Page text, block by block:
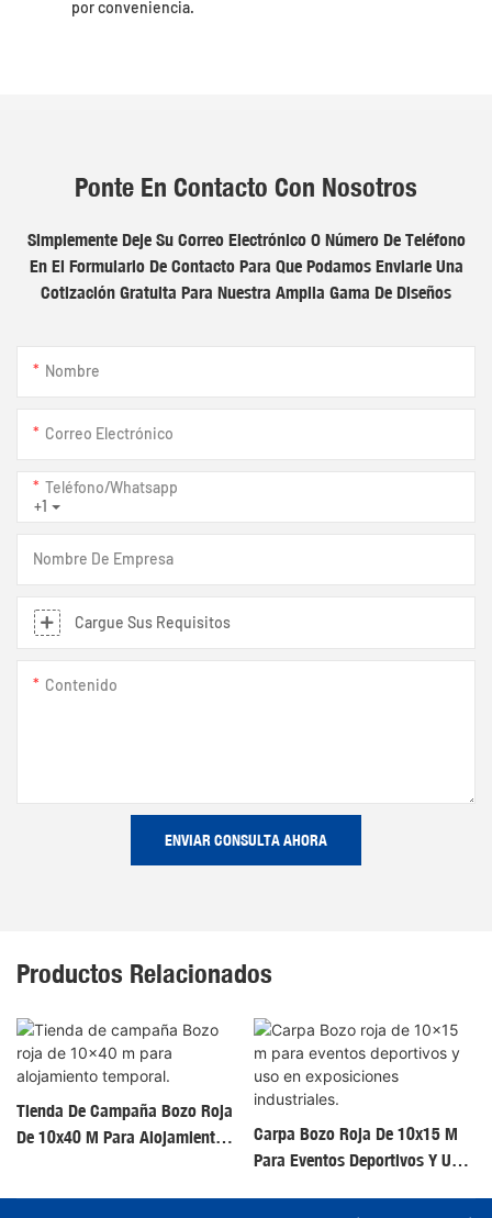
por conveniencia.
Ponte En Contacto Con Nosotros
Simplemente Deje Su Correo Electrónico O Número De Teléfono
En El Formulario De Contacto Para Que Podamos Enviarle Una
Cotización Gratuita Para Nuestra Amplia Gama De Diseños
Nombre
Correo Electrónico
+1
Teléfono/whatsapp
Nombre De Empresa
Cargue Sus Requisitos
Contenido
ENVIAR CONSULTA AHORA
Productos Relacionados
Tienda De Campaña Bozo Roja
De 10x40 M Para Alojamiento
Carpa Bozo Roja De 10x15 M
Para Eventos Deportivos Y Uso